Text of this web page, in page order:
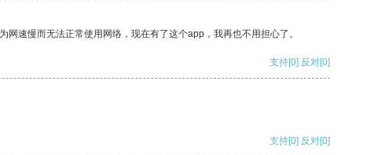
速慢而无法正常使用网络，现在有了这个app，我再也不用担心了。
支持[0] 反对[0]
支持[0] 反对[0]